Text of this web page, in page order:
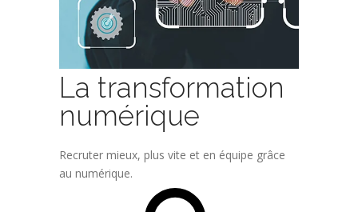
La transformation
numérique
Recruter mieux, plus vite et en équipe grâce
au numérique.